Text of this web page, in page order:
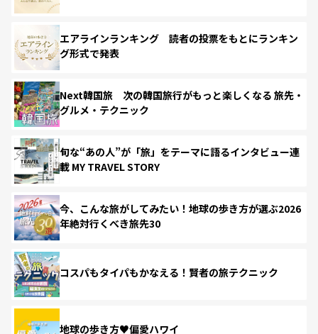
エアラインランキング 読者の投票をもとにランキン
グ形式で発表
Next韓国旅 次の韓国旅行がもっと楽しくなる 旅先・
グルメ・テクニック
旬な“あの人”が「旅」をテーマに語るインタビュー連
載 MY TRAVEL STORY
今、こんな旅がしてみたい！地球の歩き方が選ぶ2026
年絶対行くべき旅先30
コスパもタイパもかなえる！賢者の旅テクニック
地球の歩き方♥偏愛ハワイ